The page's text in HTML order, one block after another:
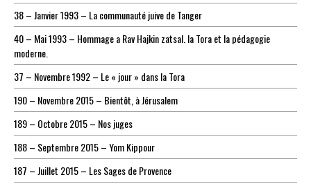
38 – Janvier 1993 – La communauté juive de Tanger
40 – Mai 1993 – Hommage a Rav Hajkin zatsal. la Tora et la pédagogie
moderne.
37 – Novembre 1992 – Le « jour » dans la Tora
190 – Novembre 2015 – Bientôt, à Jérusalem
189 – Octobre 2015 – Nos juges
188 – Septembre 2015 – Yom Kippour
187 – Juillet 2015 – Les Sages de Provence